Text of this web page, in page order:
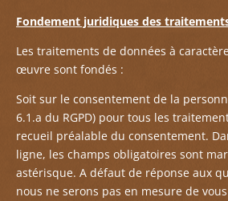
Fondement juridiques des
Les traitements de données à
œuvre sont fondés :
Soit sur le consentement de la
6.1.a du RGPD) pour tous les
recueil préalable du consentement.
ligne, les champs obligatoires sont
astérisque. A défaut de réponse aux
nous ne serons pas en mesure de